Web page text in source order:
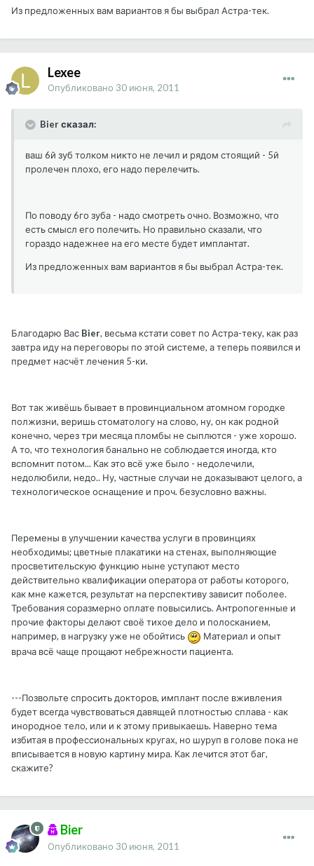
Из предложенных вам вариантов я бы выбрал Астра-тек.
Lexee
Опубликовано 30 июня, 2011
Bier сказал:
ваш 6й зуб толком никто не лечил и рядом стоящий - 5й
пролечен плохо, его надо перелечить.
По поводу 6го зуба - надо смотреть очно. Возможно, что
есть смысл его полечить. Но правильно сказали, что
гораздо надежнее на его месте будет имплантат.
Из предложенных вам вариантов я бы выбрал Астра-тек.
Благодарю Вас Bier, весьма кстати совет по Астра-теку, как раз
завтра иду на переговоры по этой системе, а теперь появился и
предмет насчёт лечения 5-ки.
Вот так живёшь бывает в провинциальном атомном городке
полжизни, веришь стоматологу на слово, ну, он как родной
конечно, через три месяца пломбы не сыплются - уже хорошо.
А то, что технология банально не соблюдается иногда, кто
вспомнит потом... Как это всё уже было - недолечили,
недолюбили, недо.. Ну, частные случаи не доказывают целого, а
технологическое оснащение и проч. безусловно важны.
Перемены в улучшении качества услуги в провинциях
необходимы; цветные плакатики на стенах, выполняющие
просветительскую функцию ныне уступают место
действительно квалификации оператора от работы которого,
как мне кажется, результат на перспективу зависит поболее.
Требования соразмерно оплате повысились. Антропогенные и
прочие факторы делают своё тихое дело и полосканием,
например, в нагрузку уже не обойтись
Материал и опыт
врача всё чаще прощают небрежности пациента.
---Позвольте спросить докторов, имплант после вживления
будет всегда чувствоваться давящей плотностью сплава - как
инородное тело, или и к этому привыкаешь. Наверно тема
избитая в профессиональных кругах, но шуруп в голове пока не
вписывается в новую картину мира. Как лечится этот баг,
скажите?
Bier
Опубликовано 30 июня, 2011